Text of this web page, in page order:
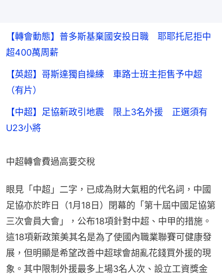
【轉會動態】普多斯基棄國安投日職 耶耶托尼拒中
超400萬周薪
【英超】哥斯達獨自操練 車路士班主拒售予中超
（有片）
【中超】足協新政引地震 限上3名外援 正選須有
U23小將
中超轉會費過高要交稅
眼見「中超」二字，已成為財大氣粗的代名詞，中國
足協亦於昨日（1月18日）閉幕的「第十屆中國足協第
三次會員大會」，公布18項針對中超、中甲的措施。
這18項新政策美其名是為了使國內職業聯賽可健康發
展，但明顯是希望改善中超球會胡亂花錢買外援的現
象。其中限制外援最多上場3名人次、設立工資獎金